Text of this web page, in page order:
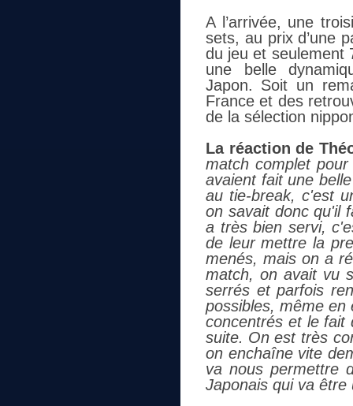
A l’arrivée, une
sets, au prix d’une
du jeu et seulement
une belle
Japon. Soit un
France et des
de la sélection
La réaction de
match complet
avaient fait une
au tie-break, c'est
on savait donc qu'il
a très bien servi,
de leur mettre la
menés, mais on a
match, on avait vu
serrés et parfois
possibles, même
concentrés et le fait
suite. On est très
on enchaîne vite
va nous permettre
Japonais qui va